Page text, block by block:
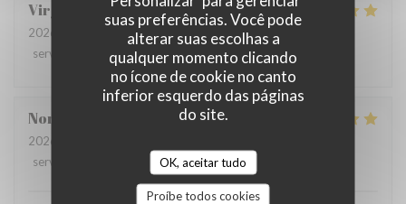
suas preferências. Você pode
alterar suas escolhas a
qualquer momento clicando
no ícone de cookie no canto
inferior esquerdo das páginas
do site.
OK, aceitar tudo
Proíbe todos cookies
Virginie
2026-07-31
- 12:30 - guests 2
service
ambience:5/5 menu:5/5 quality_price
Norbert
2026-08-03
service
5/5 menu:5/5 quality_price